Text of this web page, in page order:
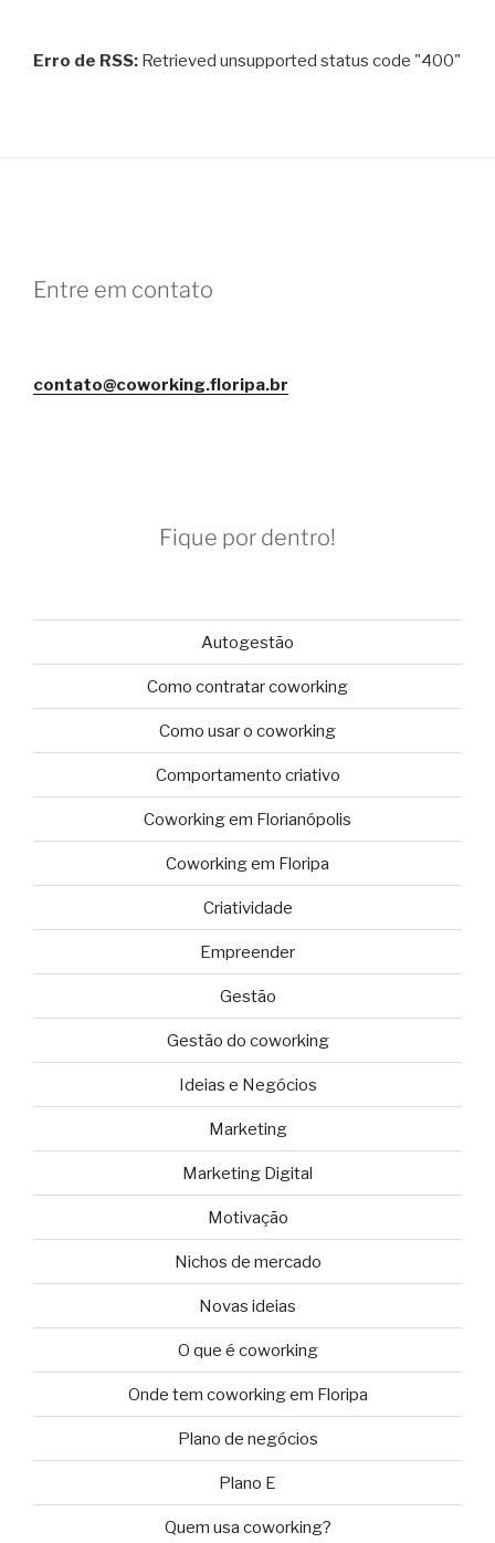
Erro de RSS: Retrieved unsupported status code "400"
Entre em contato
contato@coworking.floripa.br
Fique por dentro!
Autogestão
Como contratar coworking
Como usar o coworking
Comportamento criativo
Coworking em Florianópolis
Coworking em Floripa
Criatividade
Empreender
Gestão
Gestão do coworking
Ideias e Negócios
Marketing
Marketing Digital
Motivação
Nichos de mercado
Novas ideias
O que é coworking
Onde tem coworking em Floripa
Plano de negócios
Plano E
Quem usa coworking?